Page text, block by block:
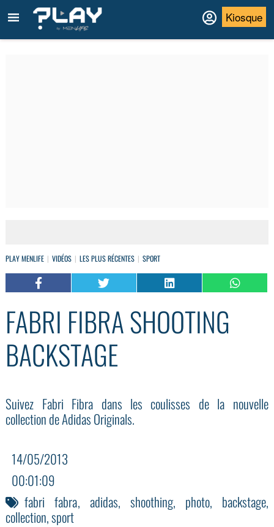
Kiosque
PLAY MENLIFE VIDÉOS LES PLUS RÉCENTES SPORT
FABRI FIBRA SHOOTING
BACKSTAGE
Suivez Fabri Fibra dans les coulisses de la nouvelle
collection de Adidas Originals.
14/05/2013
00:01:09
fabri fabra, adidas, shoothing, photo, backstage,
collection,sport